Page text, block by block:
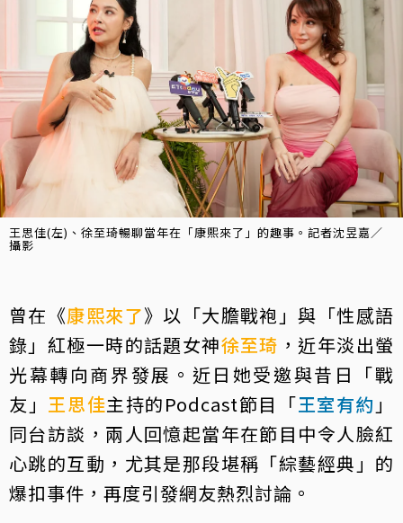
王思佳(左)、徐至琦暢聊當年在「康熙來了」的趣事。記者沈昱嘉／
攝影
曾在《康熙來了》以「大膽戰袍」與「性感語
錄」紅極一時的話題女神徐至琦 ，近年淡出螢
光幕轉向商界發展。近日她受邀與昔日「戰
友」 王思佳主持的Podcast節目「王室有約 」
同台訪談，兩人回憶起當年在節目中令人臉紅
心跳的互動，尤其是那段堪稱「綜藝經典」的
爆扣事件，再度引發網友熱烈討論。